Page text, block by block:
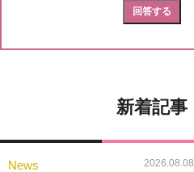
新着記事
News 2026.08.08